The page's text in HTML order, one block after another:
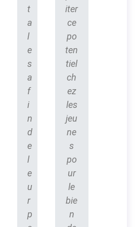
t
a
l
e
s
a
f
i
n
d
e
l
e
u
r
p
iter
ce
po
ten
tiel
ch
ez
les
jeu
ne
s
po
ur
le
bie
n